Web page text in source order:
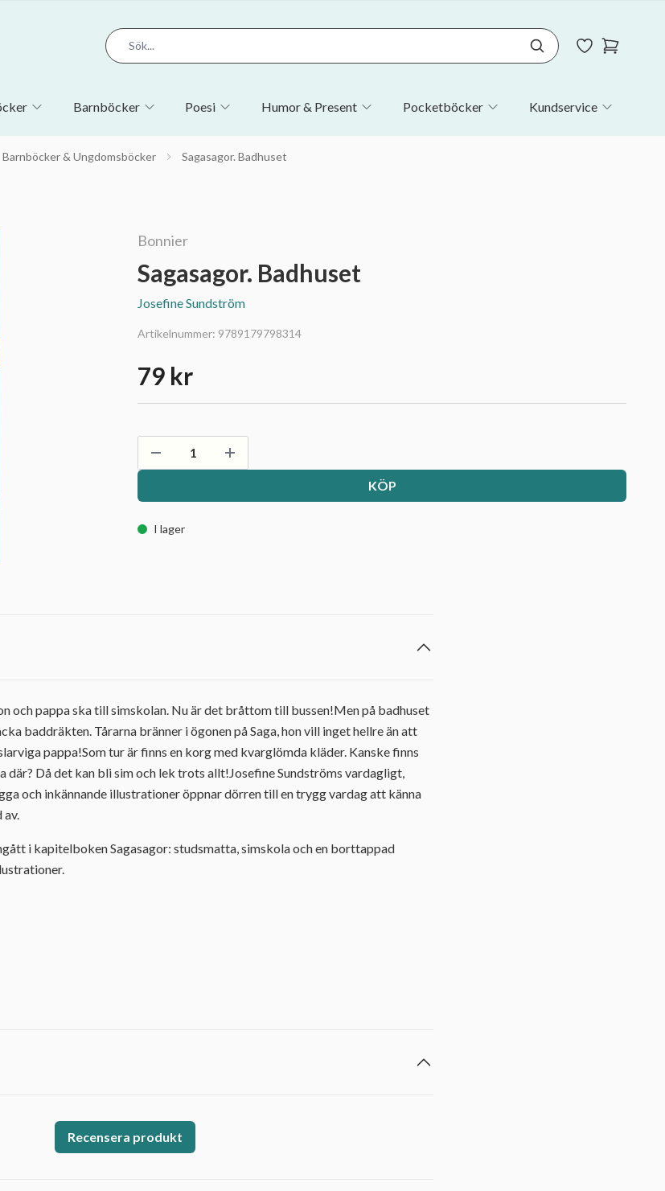
Barnböcker Poesi Humor & Present Pocketböcker Kundservice
Barnböcker & Ungdomsböcker Sagasagor. Badhuset
Bonnier
Sagasagor. Badhuset
Josefine Sundström
Artikelnummer: 9789179798314
79 kr
KÖP
I lager
och pappa ska till simskolan. Nu är det bråttom till bussen!Men på badhuset
baddräkten. Tårarna bränner i ögonen på Saga, hon vill inget hellre än att
pappa!Som tur är finns en korg med kvarglömda kläder. Kanske finns
där? Då det kan bli sim och lek trots allt!Josefine Sundströms vardagligt,
och inkännande illustrationer öppnar dörren till en trygg vardag att känna
av.
i kapitelboken Sagasagor: studsmatta, simskola och en borttappad
Recensera produkt